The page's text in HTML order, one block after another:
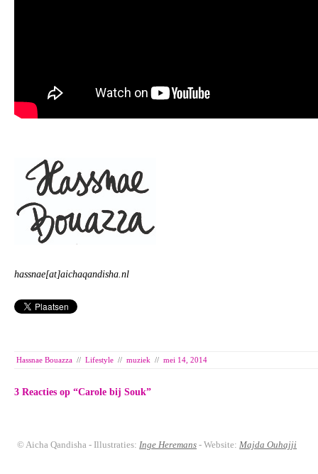
hassnae[at]aichaqandisha.nl
Hassnae Bouazza // Lifestyle // muziek // mei 14, 2014
3 Reacties op “Carole bij Souk”
© Aicha Qandisha - Illustraties:Inge Heremans - Website:Majda Ouhajji